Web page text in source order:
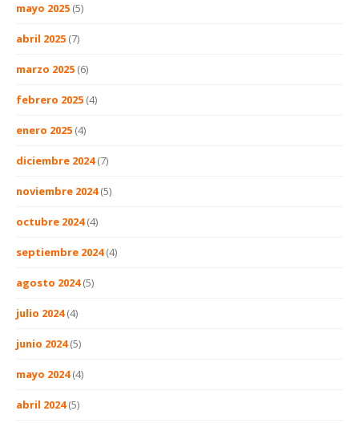
mayo 2025 (5)
abril 2025 (7)
marzo 2025 (6)
febrero 2025 (4)
enero 2025 (4)
diciembre 2024(7)
noviembre 2024(5)
octubre 2024(4)
septiembre 2024(4)
agosto 2024(5)
julio 2024(4)
junio 2024(5)
mayo 2024(4)
abril 2024(5)